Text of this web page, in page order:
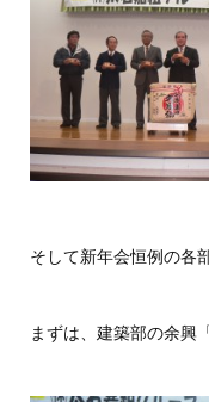
そして新年会恒例の各
まずは、建築部の余興